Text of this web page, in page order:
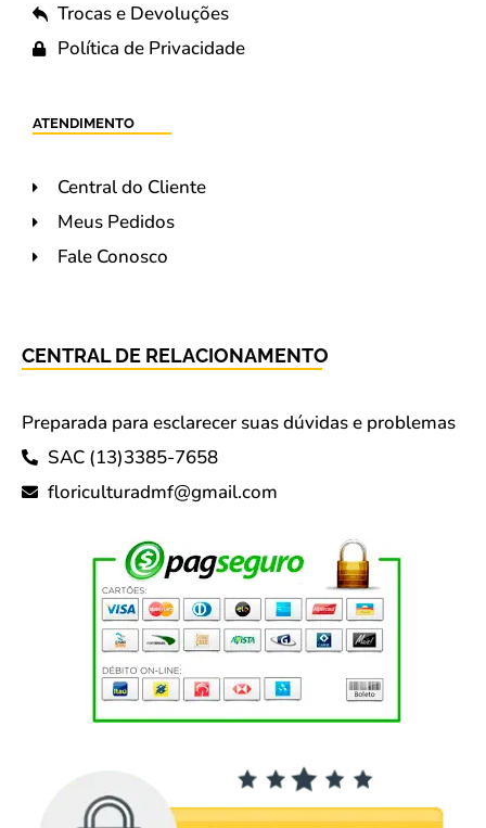
Trocas e Devoluções
Política de Privacidade
ATENDIMENTO
Central do Cliente
Meus Pedidos
Fale Conosco
CENTRAL DE RELACIONAMENTO
Preparada para esclarecer suas dúvidas e problemas
SAC (13)3385-7658
floriculturadmf@gmail.com